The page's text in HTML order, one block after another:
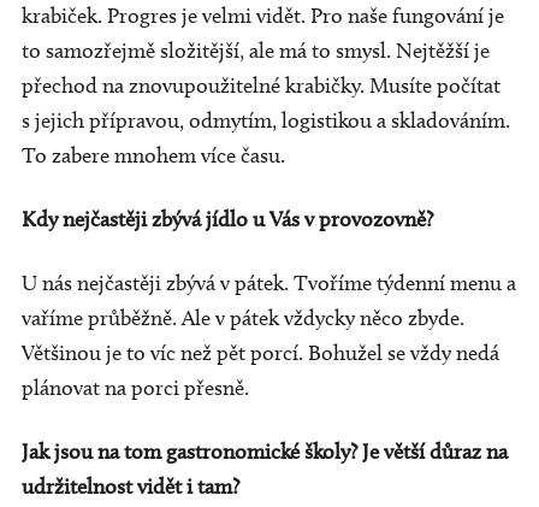
krabiček. Progres je velmi vidět. Pro naše fungování je
to samozřejmě složitější, ale má to smysl. Nejtěžší je
přechod na znovupoužitelné krabičky. Musíte počítat
s jejich přípravou, odmytím, logistikou a skladováním.
To zabere mnohem více času.
Kdy nejčastěji zbývá jídlo u Vás v provozovně?
U nás nejčastěji zbývá v pátek. Tvoříme týdenní menu a
vaříme průběžně. Ale v pátek vždycky něco zbyde.
Většinou je to víc než pět porcí. Bohužel se vždy nedá
plánovat na porci přesně.
Jak jsou na tom gastronomické školy? Je větší důraz na
udržitelnost vidět i tam?